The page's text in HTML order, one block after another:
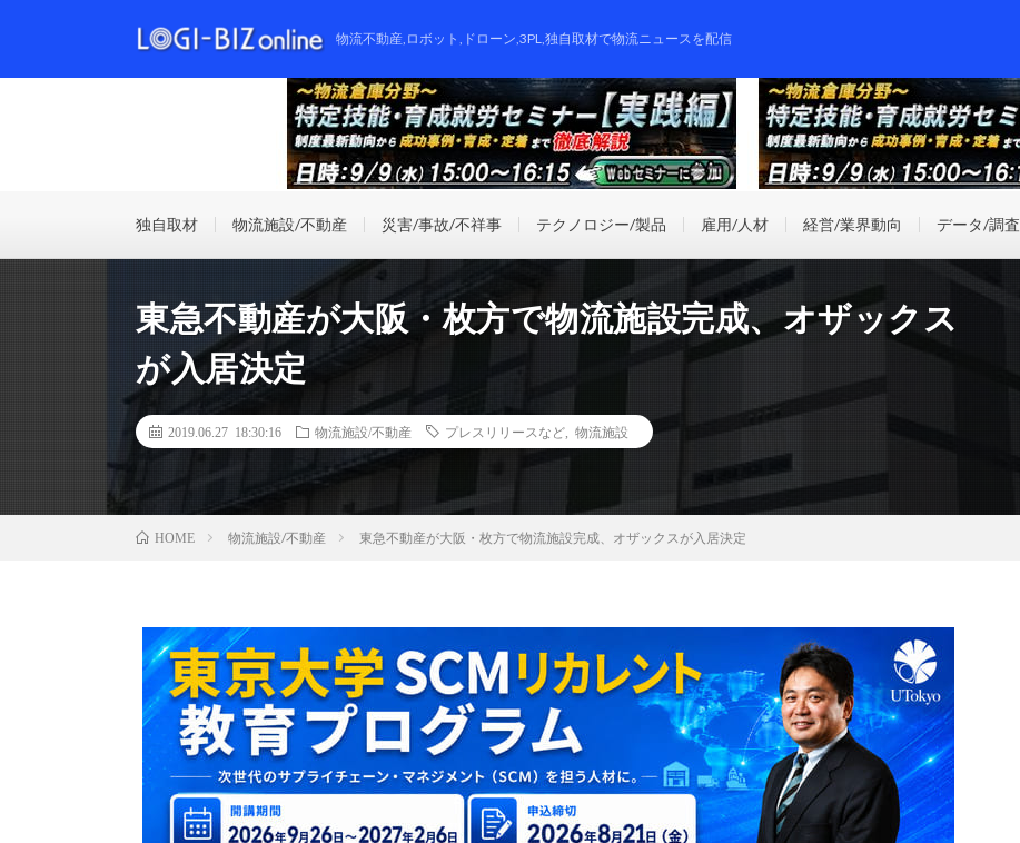
物流不動産,ロボット,ドローン,3PL,独自取材で物流ニュースを配信
独自取材 物流施設/不動産 災害/事故/不祥事 テクノロジー/製品 雇用/人材 経営/業界動向 データ/調査
東急不動産が大阪・枚方で物流施設完成、オザックス
が入居決定
2019.06.27 18:30:16 物流施設/不動産 プレスリリースなど 物流施設
HOME 物流施設/不動産 東急不動産が大阪・枚方で物流施設完成、オザックスが入居決定